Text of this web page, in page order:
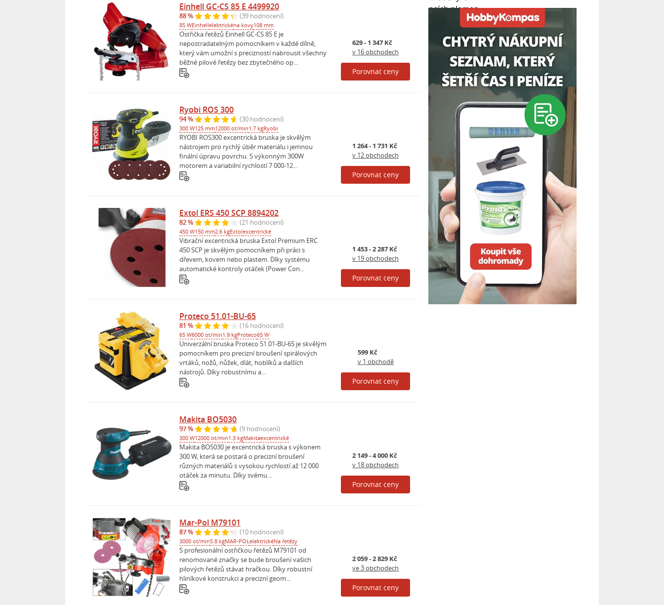
Einhell GC-CS 85 E 4499920
88 % (39 hodnocení)
85 WEinhellelektrickéna kovy108 mm
Ostřička řetězů Einhell GC-CS 85 E je
nepostradatelným pomocníkem v každé dílně,
který vám umožní s precizností nabrousit všechny
běžné pilové řetězy bez zbytečného op...
629 - 1 347 Kč
v 16 obchodech
Porovnat ceny
Ryobi ROS 300
94 % (30 hodnocení)
300 W125 mm12000 ot/min1.7 kgRyobi
RYOBI ROS300 excentrická bruska je skvělým
nástrojem pro rychlý úběr materiálu i jemnou
finální úpravu povrchu. S výkonným 300W
motorem a variabilní rychlostí 7 000-12...
1 264 - 1 731 Kč
v 12 obchodech
Porovnat ceny
Extol ERS 450 SCP 8894202
82 % (21 hodnocení)
450 W150 mm2.6 kgExtolexcentrické
Vibrační excentrická bruska Extol Premium ERC
450 SCP je skvělým pomocníkem při práci s
dřevem, kovem nebo plastem. Díky systému
automatické kontroly otáček (Power Con...
1 453 - 2 287 Kč
v 19 obchodech
Porovnat ceny
Proteco 51.01-BU-65
81 % (16 hodnocení)
65 W6000 ot/min1.9 kgProteco65 W
Univerzální bruska Proteco 51.01-BU-65 je skvělým
pomocníkem pro precizní broušení spirálových
vrtáků, nožů, nůžek, dlát, hoblíků a dalších
nástrojů. Díky robustnímu a...
599 Kč
v 1 obchodě
Porovnat ceny
Makita BO5030
97 % (9 hodnocení)
300 W12000 ot/min1.3 kgMakitaexcentrické
Makita BO5030 je excentrická bruska s výkonem
300 W, která se postará o precizní broušení
různých materiálů s vysokou rychlostí až 12 000
otáček za minutu. Díky svému...
2 149 - 4 000 Kč
v 18 obchodech
Porovnat ceny
Mar-Pol M79101
87 % (10 hodnocení)
3000 ot/min5.8 kgMAR-POL elektrickéNa řetězy
S profesionální ostřičkou řetězů M79101 od
renomované značky se bude broušení vašich
pilových řetězů stávat hračkou. Díky robustní
hliníkové konstrukci a precizní geom...
2 059 - 2 829 Kč
ve 3 obchodech
Porovnat ceny